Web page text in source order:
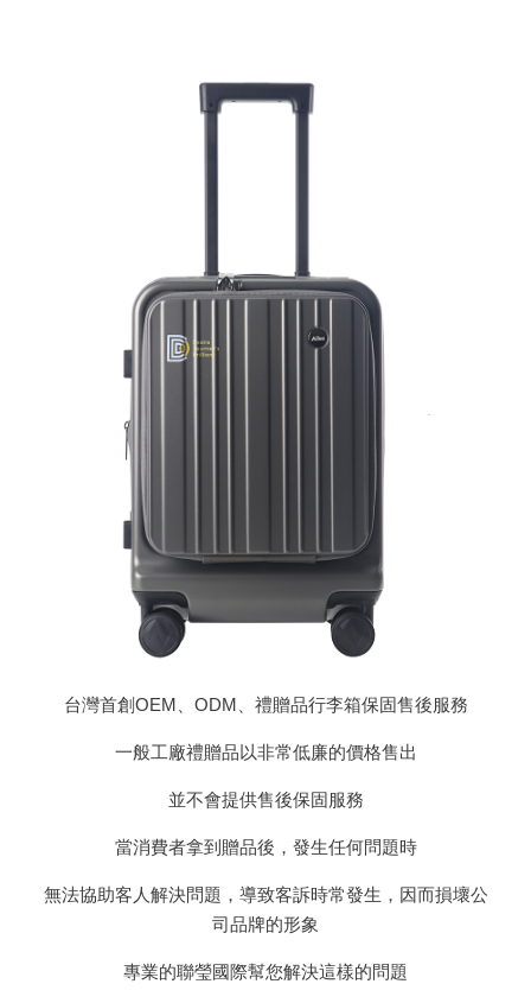
台灣首創OEM、ODM、禮贈品行李箱保固售後服務
一般工廠禮贈品以非常低廉的價格售出
並不會提供售後保固服務
當消費者拿到贈品後，發生任何問題時
無法協助客人解決問題，導致客訴時常發生，因而損壞公
司品牌的形象
專業的聯瑩國際幫您解決這樣的問題